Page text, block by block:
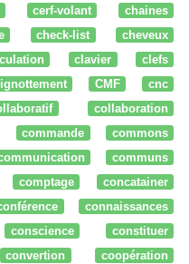
cerf-volant
chaines
check-list
cheveux
clavier
clefs
CMF
cnc
collaboration
commande
commons
communs
comptage
concatainer
connaissances
conscience
constituer
convertion
coopération